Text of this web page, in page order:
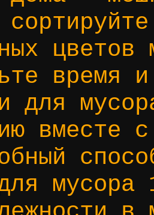
время
для
вместе
мусора